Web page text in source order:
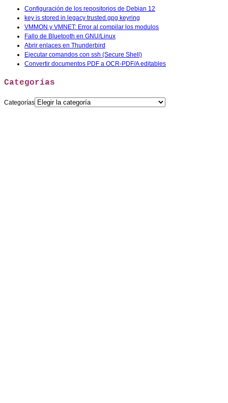
Configuración de los repositorios de Debian 12
key is stored in legacy trusted.gpg keyring
VMMON y VMNET: Error al compilar los modulos
Fallo de Bluetooth en GNU/Linux
Abrir enlaces en Thunderbird
Ejecutar comandos con ssh (Secure Shell)
Convertir documentos PDF a OCR-PDF/A editables
Categorías
Categorías